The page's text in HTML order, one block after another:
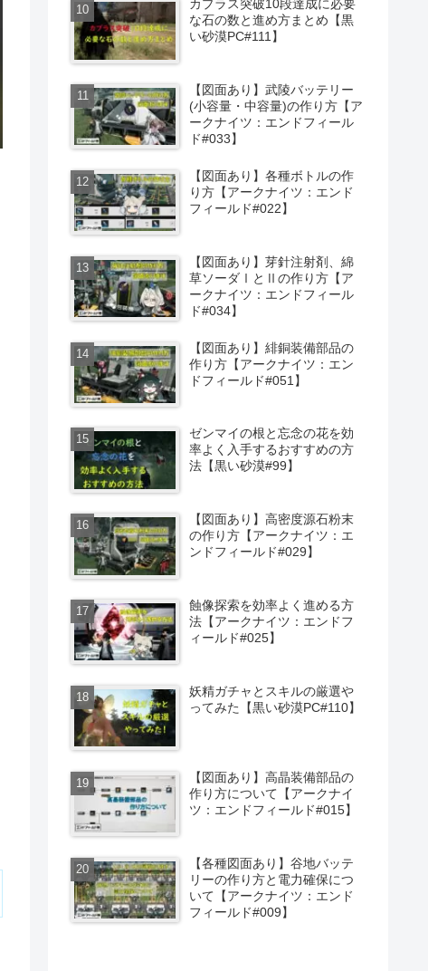
カプラス突破10段達成に必要
な石の数と進め方まとめ【黒
い砂漠PC#111】
【図面あり】武陵バッテリー
(小容量・中容量)の作り方【ア
ークナイツ：エンドフィール
ド#033】
【図面あり】各種ボトルの作
り方【アークナイツ：エンド
フィールド#022】
【図面あり】芽針注射剤、綿
草ソーダⅠとⅡの作り方【ア
ークナイツ：エンドフィール
ド#034】
【図面あり】緋銅装備部品の
作り方【アークナイツ：エン
ドフィールド#051】
ゼンマイの根と忘念の花を効
率よく入手するおすすめの方
法【黒い砂漠#99】
【図面あり】高密度源石粉末
の作り方【アークナイツ：エ
ンドフィールド#029】
蝕像探索を効率よく進める方
法【アークナイツ：エンドフ
ィールド#025】
妖精ガチャとスキルの厳選や
ってみた【黒い砂漠PC#110】
【図面あり】高晶装備部品の
作り方について【アークナイ
ツ：エンドフィールド#015】
【各種図面あり】谷地バッテ
リーの作り方と電力確保につ
いて【アークナイツ：エンド
フィールド#009】